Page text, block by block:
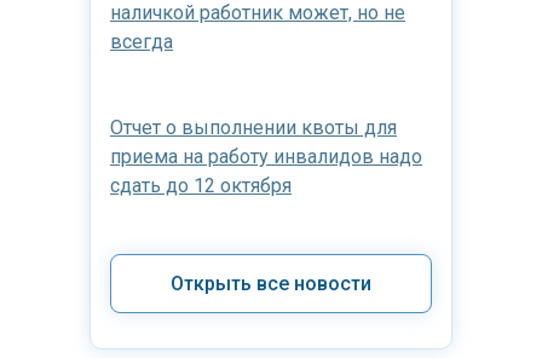
наличкой работник может, но не
всегда
Отчет о выполнении квоты для
приема на работу инвалидов надо
сдать до 12 октября
Открыть все новости